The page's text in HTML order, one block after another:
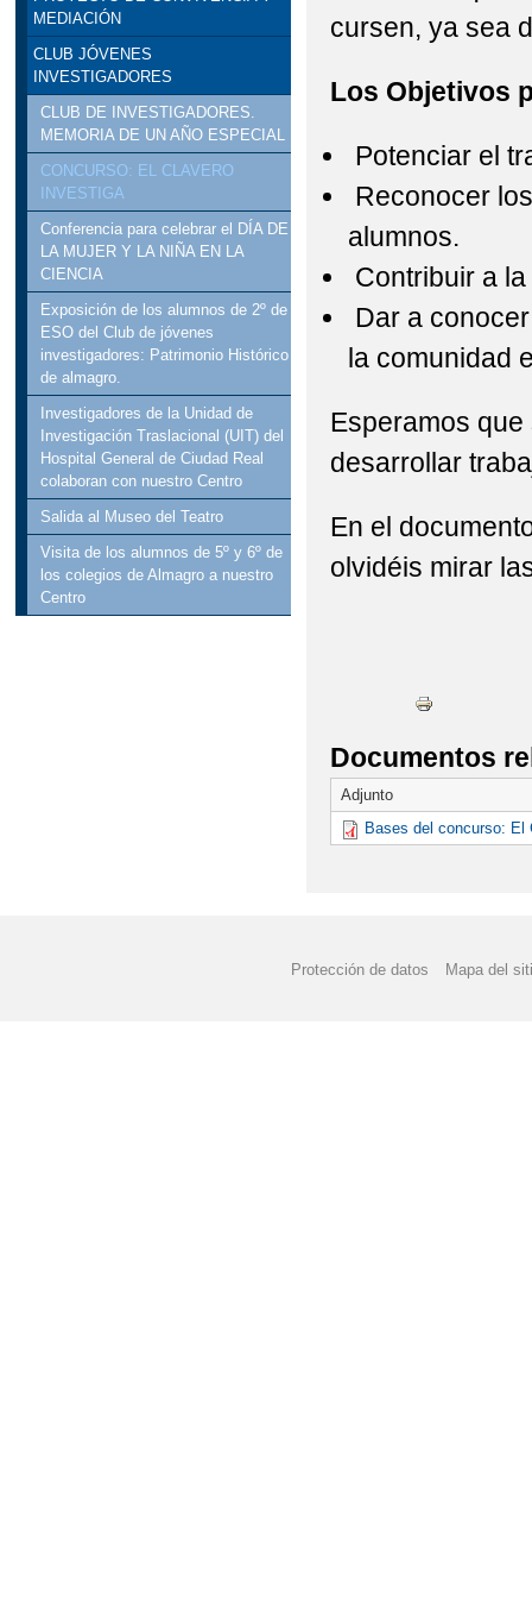
MEDIACIÓN
CLUB JÓVENES
INVESTIGADORES
CLUB DE INVESTIGADORES.
MEMORIA DE UN AÑO ESPECIAL
CONCURSO: EL CLAVERO
INVESTIGA
Conferencia para celebrar el DÍA DE
LA MUJER Y LA NIÑA EN LA
CIENCIA
Exposición de los alumnos de 2º de
ESO del Club de jóvenes
investigadores: Patrimonio Histórico
de almagro.
Investigadores de la Unidad de
Investigación Traslacional (UIT) del
Hospital General de Ciudad Real
colaboran con nuestro Centro
Salida al Museo del Teatro
Visita de los alumnos de 5º y 6º de
los colegios de Almagro a nuestro
Centro
cursen, ya sea
Los Objetivos
Potenciar el
Reconocer
alumnos.
Contribuir a
Dar a
la comunidad
Esperamos
desarrollar
En el
olvidéis mirar
Documentos
Adjunto
Bases del concurso: El
Protección de datos Mapa del